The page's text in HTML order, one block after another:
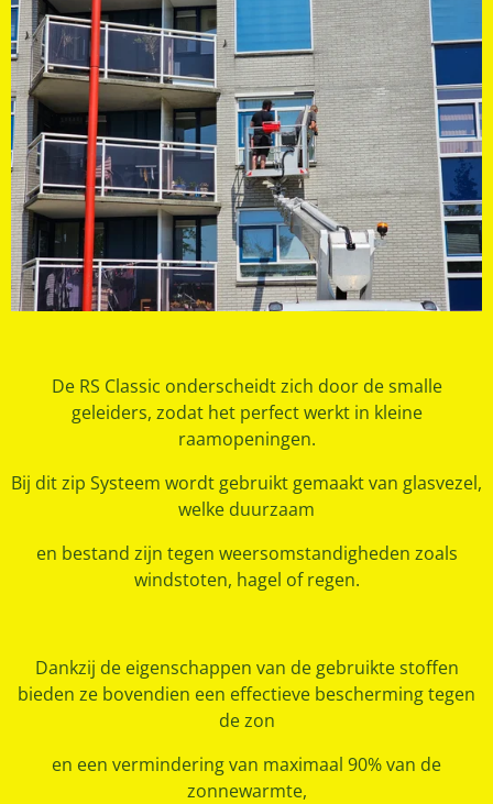
De RS Classic onderscheidt zich door de smalle
geleiders, zodat het perfect werkt in kleine
raamopeningen.
Bij dit zip Systeem wordt gebruikt gemaakt van glasvezel,
welke duurzaam
en bestand zijn tegen weersomstandigheden zoals
windstoten, hagel of regen.
Dankzij de eigenschappen van de gebruikte stoffen
bieden ze bovendien een effectieve bescherming tegen
de zon
en een vermindering van maximaal 90% van de
zonnewarmte,